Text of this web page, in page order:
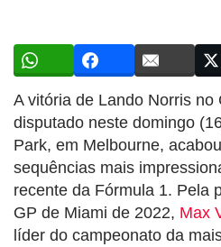
A vitória de Lando Norris no
disputado neste domingo
Park, em Melbourne,
sequências mais
recente da Fórmula 1. Pela
GP de Miami de 2022, Max
líder do campeonato da